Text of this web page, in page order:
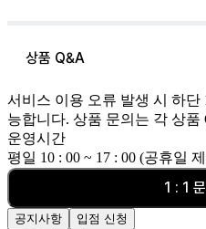
상품 Q&A
서비스 이용 오류 발생 시 하
능합니다. 상품 문의는 각 상
운영시간
평일 10 : 00 ~ 17 : 00 (공휴일
1 : 1
공지사항 입점 신청